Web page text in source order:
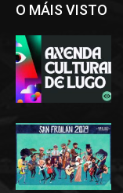
O MÁIS VISTO